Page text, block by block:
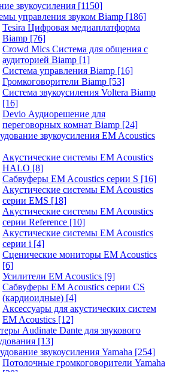
звукоусиления [1150]
управления звуком Biamp [186]
Tesira Цифровая медиаплатформа
Biamp [76]
Crowd Mics Система для общения с
аудиторией Biamp [1]
Система управления Biamp [16]
Громкоговорители Biamp [53]
Система звукоусиления Voltera Biamp
[16]
Devio Аудиорешение для
переговорных комнат Biamp [24]
звукоусиления EM Acoustics
Акустические системы EM Acoustics
HALO [8]
Сабвуферы EM Acoustics серии S [16]
Акустические системы EM Acoustics
серии EMS [18]
Акустические системы EM Acoustics
серии Reference [10]
Акустические системы EM Acoustics
серии i [4]
Сценические мониторы EM Acoustics
[6]
Усилители EM Acoustics [9]
Сабвуферы EM Acoustics серии CS
(кардиоидные) [4]
Аксессуары для акустических систем
EM Acoustics [12]
Audinate Dante для звукового
[13]
звукоусиления Yamaha [254]
Потолочные громкоговорители Yamaha